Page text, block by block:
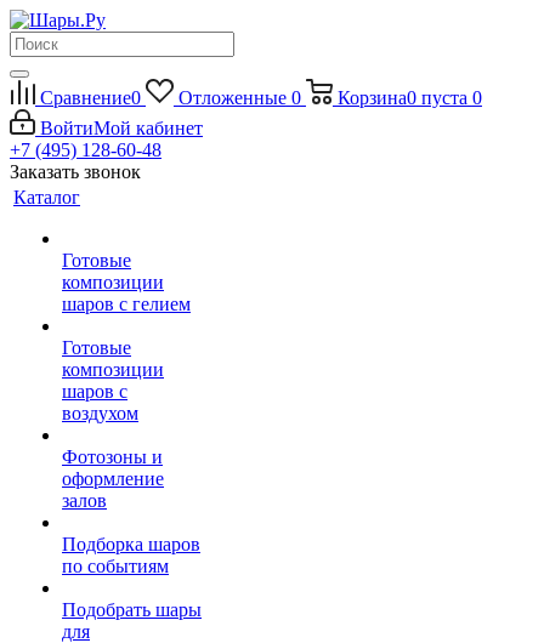
Сравнение0 Отложенные 0 Корзина0 пуста 0
ВойтиМой кабинет
+7 (495) 128-60-48
Заказать звонок
Каталог
Готовые
композиции
шаров с гелием
Готовые
композиции
шаров с
воздухом
Фотозоны и
оформление
залов
Подборка шаров
по событиям
Подобрать шары
для